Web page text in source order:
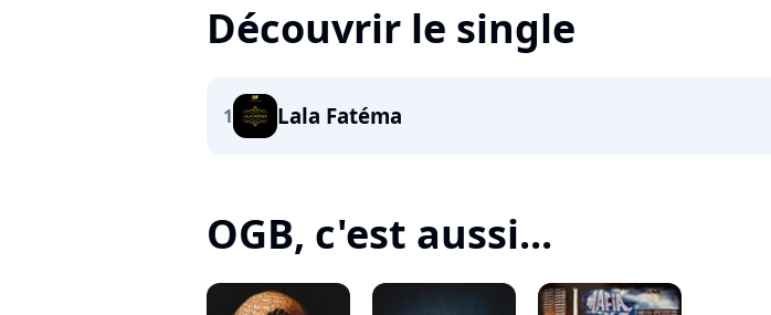
Découvrir le single
1 Lala Fatéma
OGB, c'est aussi...